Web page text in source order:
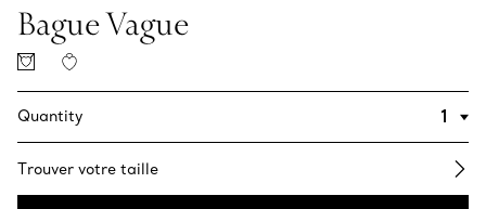
Bague Vague
Quantity
Trouver votre taille